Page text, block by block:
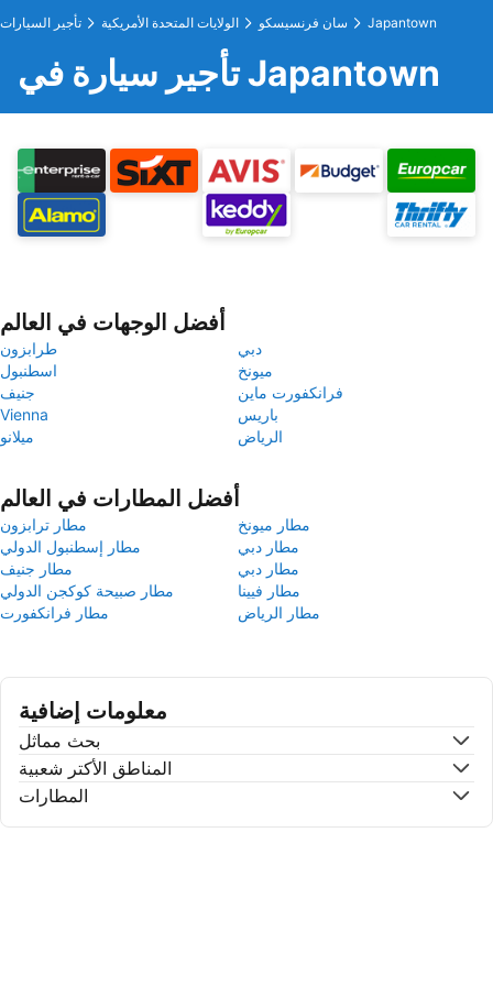
تأجير السيارات الولايات المتحدة الأمريكية سان فرنسيسكو Japantown
تأجير سيارة في Japantown
أفضل الوجهات في العالم
طرابزون
دبي
اسطنبول
ميونخ
جنيف
فرانكفورت ماين
Vienna
باريس
ميلانو
الرياض
أفضل المطارات في العالم
مطار ترابزون
مطار ميونخ
مطار إسطنبول الدولي
مطار دبي
مطار جنيف
مطار دبي
مطار صبيحة كوكجن الدولي
مطار فيينا
مطار فرانكفورت
مطار الرياض
معلومات إضافية
بحث مماثل
المناطق الأكتر شعبية
المطارات